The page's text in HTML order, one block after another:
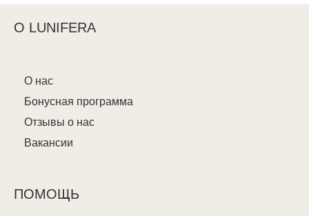
О LUNIFERA
О нас
Бонусная программа
Отзывы о нас
Вакансии
ПОМОЩЬ